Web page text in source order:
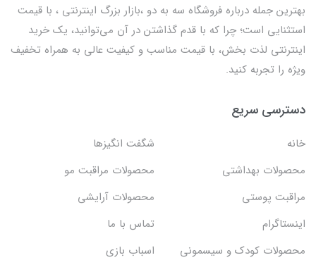
بهترين جمله درباره فروشگاه سه به دو ،بازار بزرگ اینترنتی ، با قيمت
استثنايي است؛ چرا که با قدم گذاشتن در آن می‌توانید، یک خرید
اینترنتی لذت بخش، با قیمت مناسب و کیفیت عالی به همراه تخفیف
ویژه را تجربه کنید.
دسترسی سریع
خانه
شگفت انگيزها
محصولات بهداشتي
محصولات مراقبت مو
مراقبت پوستی
محصولات آرایشی
اینستاگرام
تماس با ما
محصولات کودک و سیسمونی
اسباب بازی